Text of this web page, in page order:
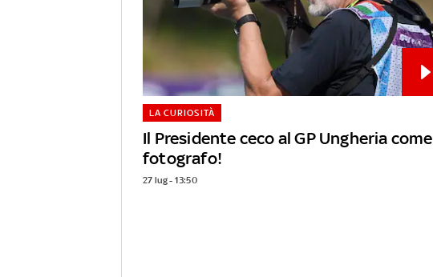
Il Presidente ceco al GP Ungheria come
fotografo!
LA CURIOSITÀ
27 lug - 13:50